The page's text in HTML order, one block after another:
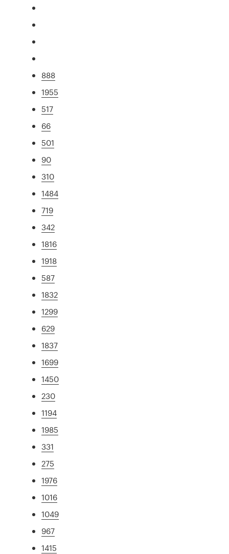
888
1955
517
66
501
90
310
1484
719
342
1816
1918
587
1832
1299
629
1837
1699
1450
230
1194
1985
331
275
1976
1016
1049
967
1415